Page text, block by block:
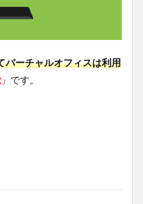
バーチャルオフィスは利用
」です。